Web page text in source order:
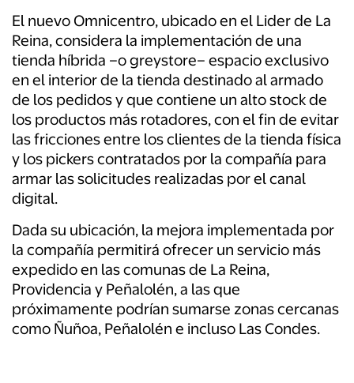
El nuevo Omnicentro, ubicado en el Lider de La
Reina, considera la implementación de una
tienda híbrida –o greystore– espacio exclusivo
en el interior de la tienda destinado al armado
de los pedidos y que contiene un alto stock de
los productos más rotadores, con el fin de evitar
las fricciones entre los clientes de la tienda física
y los pickers contratados por la compañía para
armar las solicitudes realizadas por el canal
digital.
Dada su ubicación, la mejora implementada por
la compañía permitirá ofrecer un servicio más
expedido en las comunas de La Reina,
Providencia y Peñalolén, a las que
próximamente podrían sumarse zonas cercanas
como Ñuñoa, Peñalolén e incluso Las Condes.